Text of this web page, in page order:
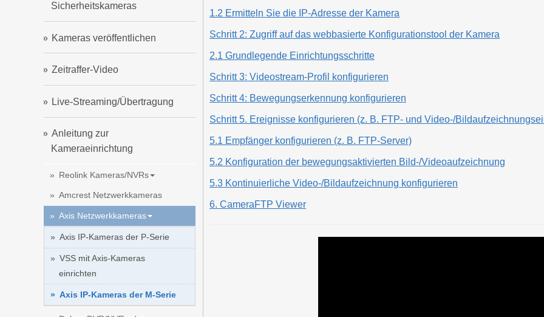
Sicherheitskameras
Kameras veröffentlichen
Zeitraffer-Video
Live-Streaming/Übertragung
Anleitung zur
Kameraeinrichtung
Reolink Kameras/NVRs
Amcrest Netzwerkkameras
Axis Netzwerkkameras
Axis IP-Kameras der P-Serie
VSS mit Axis-Kameras
einrichten
Axis IP-Kameras der M-Serie
1.2 Ermitteln Sie die IP-Adresse der Kamera
Schritt 2: Zugriff auf das webbasierte Konfigurationstool der Kamera
2.1 Grundlegende Einrichtungsschritte
Schritt 3: Videostream-Profil konfigurieren
Schritt 4: Bewegungserkennung konfigurieren
Schritt 5. Ereignisse konfigurieren (z. B. FTP- und Video-/
5.1 Empfänger konfigurieren (z. B. FTP-Server)
5.2 Konfiguration der bewegungsaktivierten Bild-/Videoaufzeichnung
5.3 Kontinuierliche Video-/Bildaufzeichnung konfigurieren
6. CameraFTP Viewer